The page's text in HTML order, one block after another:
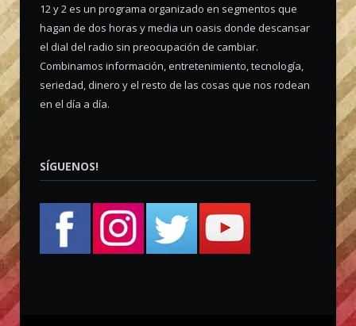
12 y 2 es un programa organizado en segmentos que
hagan de dos horas y media un oasis donde descansar
el dial del radio sin preocupación de cambiar.
Combinamos información, entretenimiento, tecnología,
seriedad, dinero y el resto de las cosas que nos rodean
en el día a día.
SÍGUENOS!